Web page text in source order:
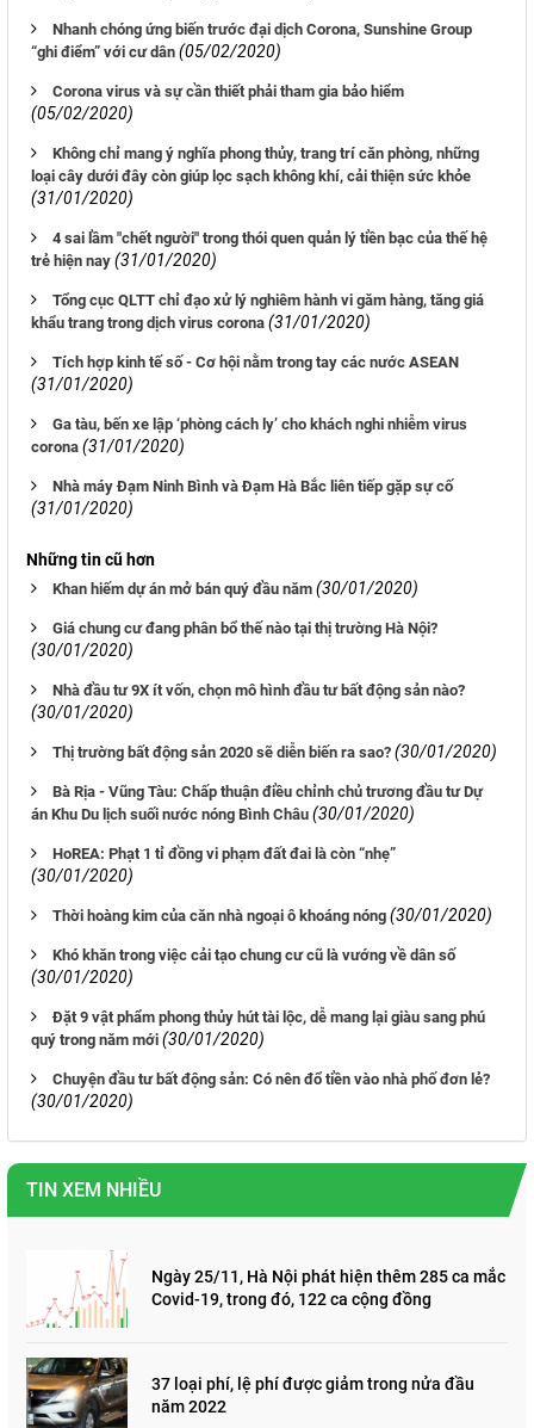
Nhanh chóng ứng biến trước đại dịch Corona, Sunshine Group
“ghi điểm” với cư dân (05/02/2020)
Corona virus và sự cần thiết phải tham gia bảo hiểm
(05/02/2020)
Không chỉ mang ý nghĩa phong thủy, trang trí căn phòng, những
loại cây dưới đây còn giúp lọc sạch không khí, cải thiện sức khỏe
(31/01/2020)
4 sai lầm "chết người" trong thói quen quản lý tiền bạc của thế hệ
trẻ hiện nay (31/01/2020)
Tổng cục QLTT chỉ đạo xử lý nghiêm hành vi găm hàng, tăng giá
khẩu trang trong dịch virus corona (31/01/2020)
Tích hợp kinh tế số - Cơ hội nằm trong tay các nước ASEAN
(31/01/2020)
Ga tàu, bến xe lập ‘phòng cách ly’ cho khách nghi nhiễm virus
corona (31/01/2020)
Nhà máy Đạm Ninh Bình và Đạm Hà Bắc liên tiếp gặp sự cố
(31/01/2020)
Những tin cũ hơn
Khan hiếm dự án mở bán quý đầu năm (30/01/2020)
Giá chung cư đang phân bổ thế nào tại thị trường Hà Nội?
(30/01/2020)
Nhà đầu tư 9X ít vốn, chọn mô hình đầu tư bất động sản nào?
(30/01/2020)
Thị trường bất động sản 2020 sẽ diễn biến ra sao? (30/01/2020)
Bà Rịa - Vũng Tàu: Chấp thuận điều chỉnh chủ trương đầu tư Dự
án Khu Du lịch suối nước nóng Bình Châu (30/01/2020)
HoREA: Phạt 1 tỉ đồng vi phạm đất đai là còn “nhẹ”
(30/01/2020)
Thời hoàng kim của căn nhà ngoại ô khoáng nóng (30/01/2020)
Khó khăn trong việc cải tạo chung cư cũ là vướng về dân số
(30/01/2020)
Đặt 9 vật phẩm phong thủy hút tài lộc, dễ mang lại giàu sang phú
quý trong năm mới (30/01/2020)
Chuyện đầu tư bất động sản: Có nên đổ tiền vào nhà phố đơn lẻ?
(30/01/2020)
TIN XEM NHIỀU
Ngày 25/11, Hà Nội phát hiện thêm 285 ca mắc
Covid-19, trong đó, 122 ca cộng đồng
37 loại phí, lệ phí được giảm trong nửa đầu
năm 2022